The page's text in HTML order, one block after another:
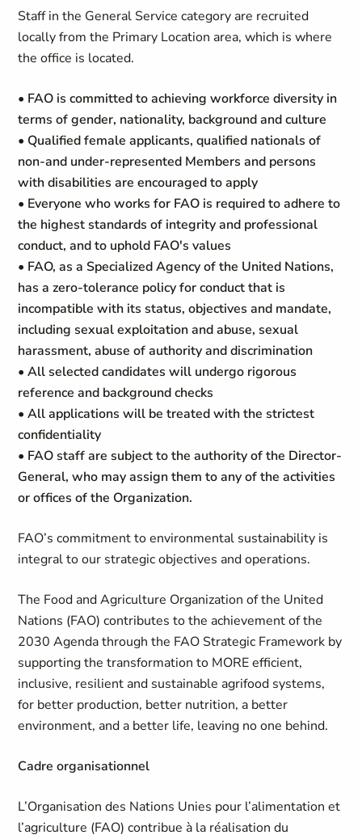
Staff in the General Service category are recruited
locally from the Primary Location area, which is where
the office is located.
• FAO is committed to achieving workforce diversity in
terms of gender, nationality, background and culture
• Qualified female applicants, qualified nationals of
non-and under-represented Members and persons
with disabilities are encouraged to apply
• Everyone who works for FAO is required to adhere to
the highest standards of integrity and professional
conduct, and to uphold FAO's values
• FAO, as a Specialized Agency of the United Nations,
has a zero-tolerance policy for conduct that is
incompatible with its status, objectives and mandate,
including sexual exploitation and abuse, sexual
harassment, abuse of authority and discrimination
• All selected candidates will undergo rigorous
reference and background checks
• All applications will be treated with the strictest
confidentiality
• FAO staff are subject to the authority of the Director-
General, who may assign them to any of the activities
or offices of the Organization.
FAO’s commitment to environmental sustainability is
integral to our strategic objectives and operations.
The Food and Agriculture Organization of the United
Nations (FAO) contributes to the achievement of the
2030 Agenda through the FAO Strategic Framework by
supporting the transformation to MORE efficient,
inclusive, resilient and sustainable agrifood systems,
for better production, better nutrition, a better
environment, and a better life, leaving no one behind.
Cadre organisationnel
L’Organisation des Nations Unies pour l’alimentation et
l’agriculture (FAO) contribue à la réalisation du